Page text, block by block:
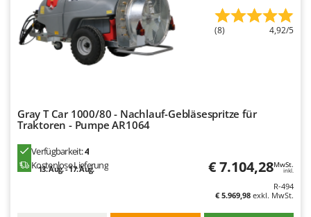
Tineco
Titania
Tornado
Trotec
Troy-Bilt
U
Udor
(8) 4,92/5
Gray T Car 1000/80 - Nachlauf-Gebläsespritze für
Traktoren - Pumpe AR1064
Verfügbarkeit:4
Kostenlose Lieferung
13. Aug. - 17. Aug. € 7.104,28MwSt.
inkl.
R-494
€ 5.969,98 exkl. MwSt.